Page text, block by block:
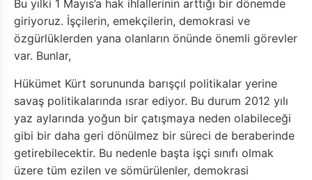
Bu yılki 1 Mayıs’a hak ihlallerinin arttığı bir dönemde
giriyoruz. İşçilerin, emekçilerin, demokrasi ve
özgürlüklerden yana olanların önünde önemli görevler
var. Bunlar,
Hükümet Kürt sorununda barışçıl politikalar yerine
savaş politikalarında ısrar ediyor. Bu durum 2012 yılı
yaz aylarında yoğun bir çatışmaya neden olabileceği
gibi bir daha geri dönülmez bir süreci de beraberinde
getirebilecektir. Bu nedenle başta işçi sınıfı olmak
üzere tüm ezilen ve sömürülenler, demokrasi